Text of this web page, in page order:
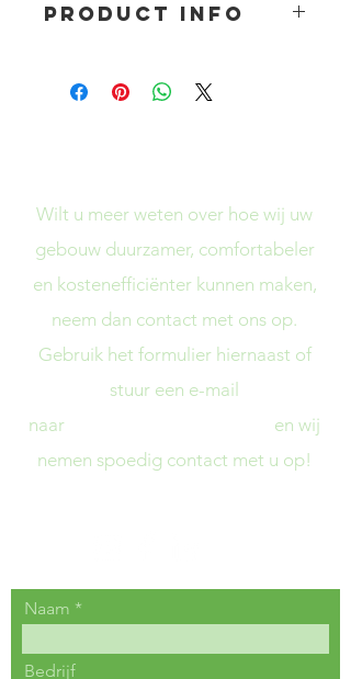
PRODUCT INFO
Please contact us for a quote at
social@climetric.design.
Wilt u meer weten over hoe wij uw
gebouw duurzamer, comfortabeler
en kostenefficiënter kunnen maken,
neem dan contact met ons op.
Gebruik het formulier hiernaast of
stuur een e-mail
naar
en wij
nemen spoedig contact met u op!
Naam
Bedrijf